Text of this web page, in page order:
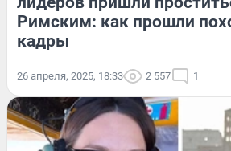
Римским: как прошли
кадры
26 апреля, 2025, 18:33 2 557 1